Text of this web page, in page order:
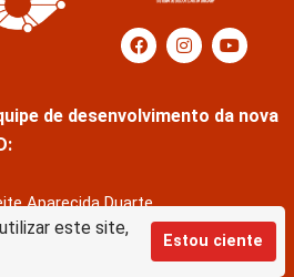
este site,
Estou ciente
de desenvolvimento da nova
Aparecida Duarte
Vinícius de Jesus Almeida
Victor de Castro e Silva